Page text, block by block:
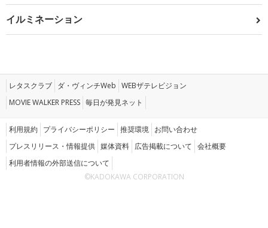
イルミネーション
レタスクラブ ダ・ヴィンチWeb WEBザテレビジョン
MOVIE WALKER PRESS 毎日が発見ネット
利用規約 プライバシーポリシー 推奨環境 お問い合わせ
プレスリリース・情報提供 媒体資料 広告掲載について 会社概要
利用者情報の外部送信について
©KADOKAWA CORPORATION